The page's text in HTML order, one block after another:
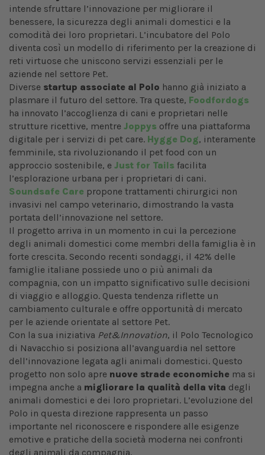
intende sfruttare l’innovazione per migliorare il
benessere, la sicurezza degli animali domestici e la
comodità dei loro proprietari. L’incubatore del Polo
diventa così un modello di riferimento per la creazione di
reti virtuose che uniscono servizi essenziali per le
aziende nel settore Pet.
Diverse startup associate al Polo hanno già iniziato a
plasmare il futuro del settore. Tra queste, Foodfordogs
ha innovato l’accoglienza di cani e proprietari nelle
strutture ricettive, mentre Joppys offre una piattaforma
digitale per i servizi di pet care. Hygge Dog, interamente
femminile, sta rivoluzionando il pet food con un
approccio sostenibile, e Just for Tails facilita
l’esplorazione urbana per i proprietari di cani.
Soundsafe Care propone trattamenti chirurgici non
invasivi nel campo veterinario, dimostrando la vasta
portata dell’innovazione nel settore.
Il progetto arriva in un momento in cui la percezione
degli animali domestici come membri della famiglia è in
forte crescita. Secondo recenti sondaggi, il 42% delle
famiglie italiane possiede uno o più animali da
compagnia, con un impatto significativo sulle decisioni
di viaggio e alloggio. Questa tendenza riflette un
cambiamento culturale e offre opportunità di mercato
per le aziende orientate al settore Pet.
Con la sua iniziativa Pet&Innovation, il Polo Tecnologico
di Navacchio si posiziona all’avanguardia nel settore
dell’innovazione legata agli animali domestici. Questo
progetto non solo apre nuove strade economiche ma si
impegna anche a migliorare la qualità della vita degli
animali domestici e dei loro proprietari. L’evoluzione del
Polo in questa direzione rappresenta un passo
importante nel riconoscere e rispondere alle esigenze
emotive e pratiche della società moderna nei confronti
degli animali da compagnia.